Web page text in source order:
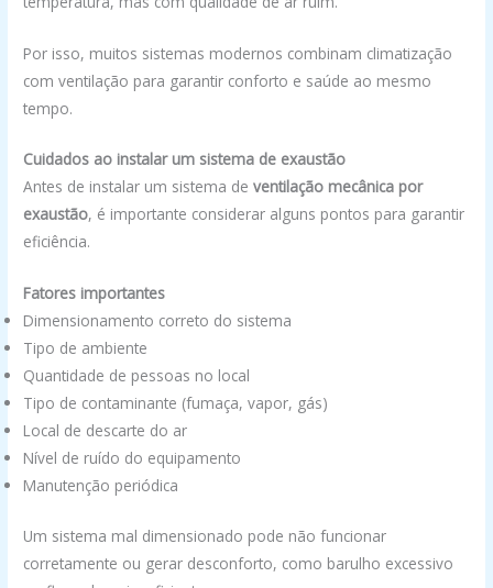
Por isso, muitos sistemas modernos combinam climatização
com ventilação para garantir conforto e saúde ao mesmo
tempo.
Cuidados ao instalar um sistema de exaustão
Antes de instalar um sistema deventilação mecânica por
exaustão, é importante considerar alguns pontos para garantir
eficiência.
Fatores importantes
Dimensionamento correto do sistema
Tipo de ambiente
Quantidade de pessoas no local
Tipo de contaminante (fumaça, vapor, gás)
Local de descarte do ar
Nível de ruído do equipamento
Manutenção periódica
Um sistema mal dimensionado pode não funcionar
corretamente ou gerar desconforto, como barulho excessivo